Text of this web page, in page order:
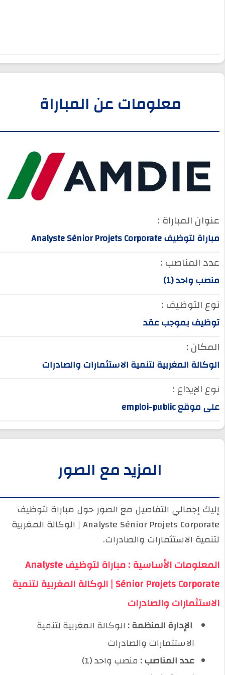
معلومات عن المباراة
عنوان المباراة :
مباراة لتوظيف Analyste Sénior Projets Corporate
عدد المناصب :
منصب واحد (1)
نوع التوظيف :
توظيف بموجب عقد
المكان :
الوكالة المغربية لتنمية الاستثمارات والصادرات
نوع الإيداع :
على موقع emploi-public
المزيد مع الصور
إليك إجمالي التفاصيل مع الصور حول مباراة لتوظيف
Analyste Sénior Projets Corporate | الوكالة المغربية
لتنمية الاستثمارات والصادرات.
المعلومات الأساسية : مباراة لتوظيف Analyste
Sénior Projets Corporate | الوكالة المغربية لتنمية
الاستثمارات والصادرات
️ الإدارة المنظمة :الوكالة المغربية لتنمية
الاستثمارات والصادرات
عدد المناصب :منصب واحد (1)